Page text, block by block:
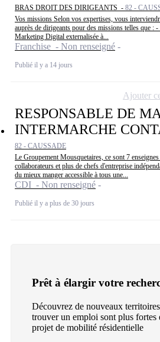
BRAS DROIT DES DIRIGEANTS - 82 -
Vos missions Selon vos expertises, vous
auprès de dirigeants pour des missions telles que :
Marketing Digital externalisée à...
Franchise - Non renseigné
Publié il y a 14 jours
RESPONSABLE DE
INTERMARCHE
82 - CAUSSADE
Le Groupement Mousquetaires, ce sont 7
collaborateurs et plus de chefs d'entreprise
du mieux manger accessible à tous une...
CDI - Non renseigné
Publié il y a plus de 30 jours
Ajouter
Prêt à élargir votre
Découvrez de nouveaux
trouver un emploi sont plus fortes
projet de mobilité résidentielle